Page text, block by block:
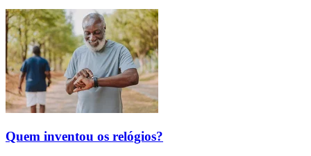
Quem inventou os relógios?